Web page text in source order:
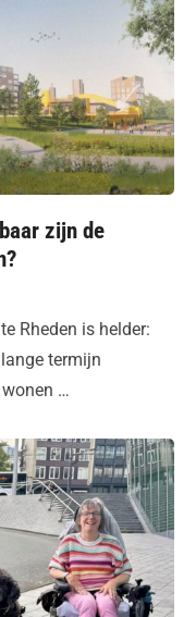
zijn de
Rheden is helder:
termijn
…